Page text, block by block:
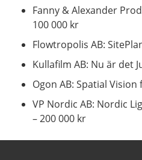
Fanny & Alexander
100 000 kr
Flowtropolis AB:
Kullafilm AB: Nu är det
Ogon AB: Spatial Vision
VP Nordic AB: Nordic
– 200 000 kr